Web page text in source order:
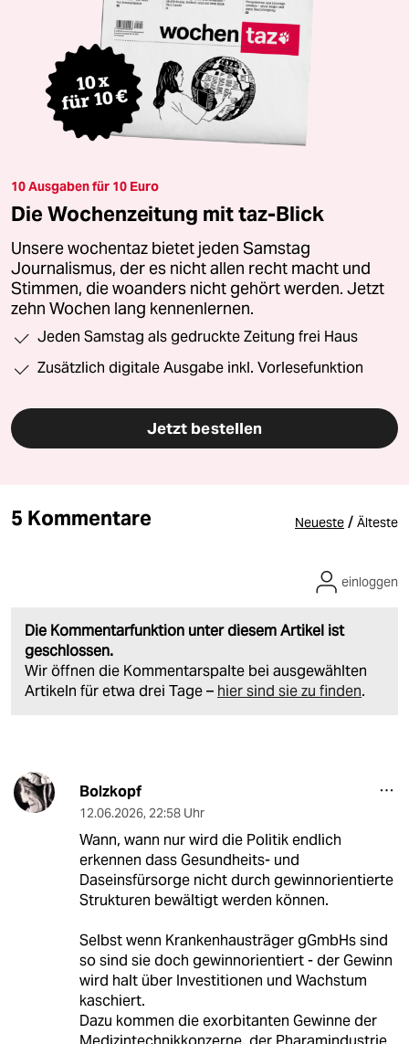
10 Ausgaben für 10 Euro
Die Wochenzeitung mit taz-Blick
Unsere wochentaz bietet jeden Samstag
Journalismus, der es nicht allen recht macht und
Stimmen, die woanders nicht gehört werden. Jetzt
zehn Wochen lang kennenlernen.
Jeden Samstag als gedruckte Zeitung frei Haus
Zusätzlich digitale Ausgabe inkl. Vorlesefunktion
Jetzt bestellen
5 Kommentare Neueste / Älteste
Die Kommentarfunktion unter diesem Artikel ist
geschlossen.
Wir öffnen die Kommentarspalte bei ausgewählten
Artikeln für etwa drei Tage – hier sind sie zu finden.
einloggen
Bolzkopf
12.06.2026, 22:58 Uhr
Wann, wann nur wird die Politik endlich
erkennen dass Gesundheits- und
Daseinsfürsorge nicht durch gewinnorientierte
Strukturen bewältigt werden können.
Selbst wenn Krankenhausträger gGmbHs sind
so sind sie doch gewinnorientiert - der Gewinn
wird halt über Investitionen und Wachstum
kaschiert.
Dazu kommen die exorbitanten Gewinne der